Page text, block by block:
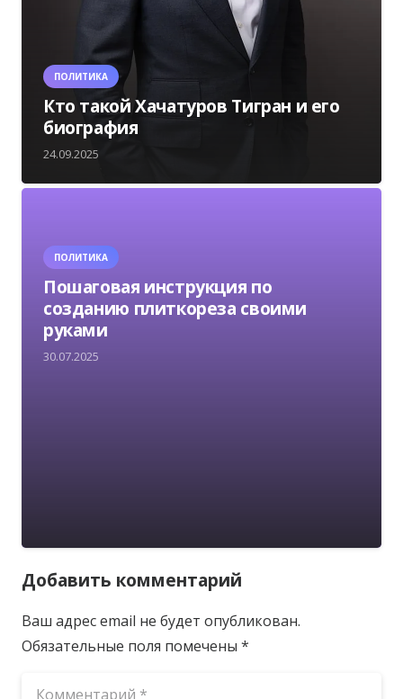
ПОЛИТИКА
Кто такой Хачатуров Тигран и его
биография
24.09.2025
ПОЛИТИКА
Пошаговая инструкция по
созданию плиткореза своими
руками
30.07.2025
Добавить комментарий
Ваш адрес email не будет опубликован.
Обязательные поля помечены *